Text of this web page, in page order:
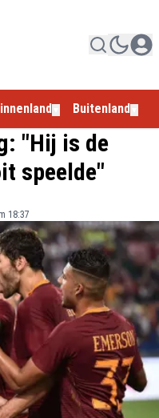
Buitenland
"Hij is de
speelde"
18:37